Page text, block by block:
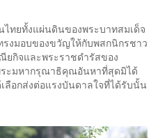
ทยทั้งแผ่นดินของพระบาทสมเด็จ
งมอบของขวัญให้กับพสกนิกรชาว
ยกิจและพระราชดำรัสของ
ระมหากรุณาธิคุณอันหาที่สุดมิได้
ลือกส่งต่อแรงบันดาลใจที่ได้รับนั้น